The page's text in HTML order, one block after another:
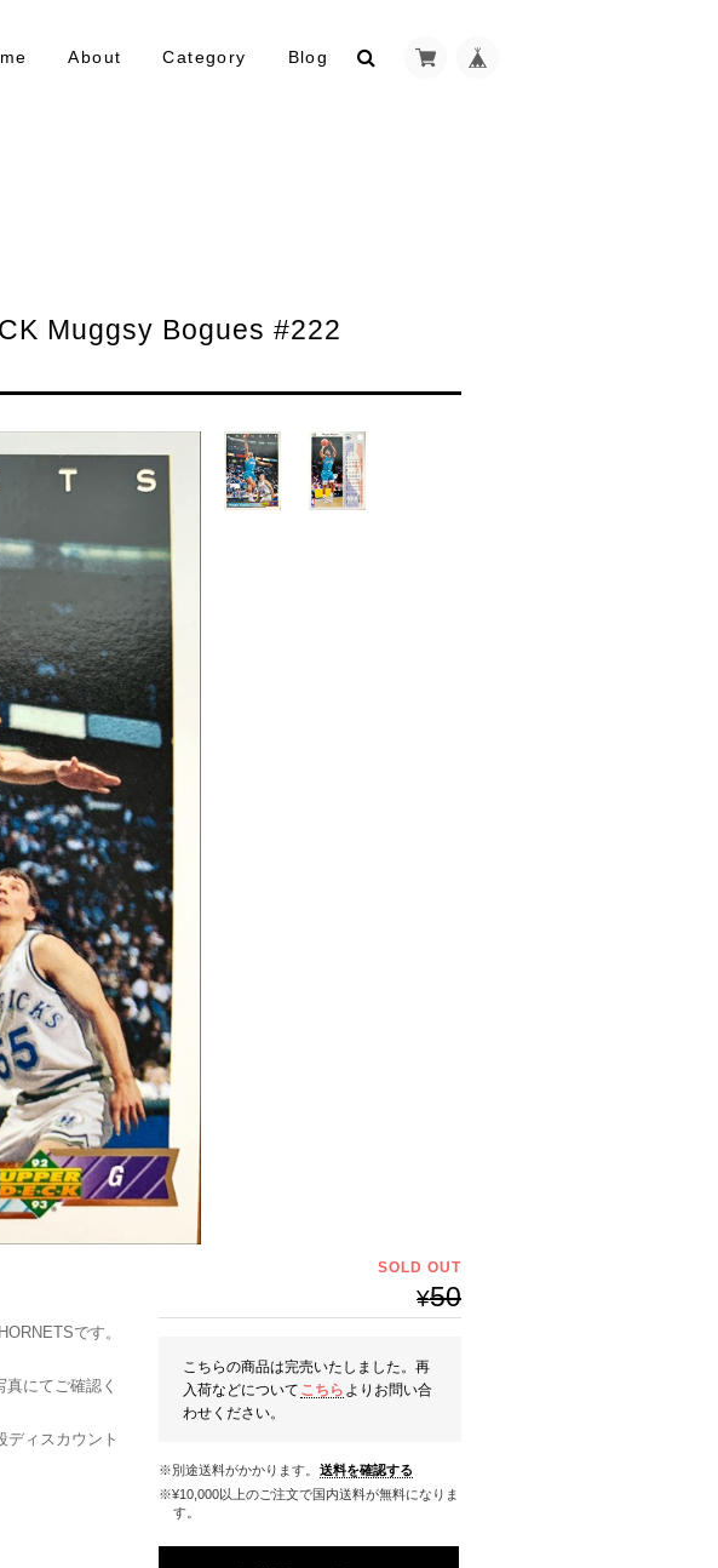
About Category Blog
Muggsy Bogues #222
です。
にてご確認く
ディスカウント
SOLD OUT
¥50
こちらの商品は完売いたしました。再
入荷などについて こちら よりお問い合
わせください。
※別途送料がかかります。 送料を確認する
※¥10,000以上のご注文で国内送料が無料になりま
す。